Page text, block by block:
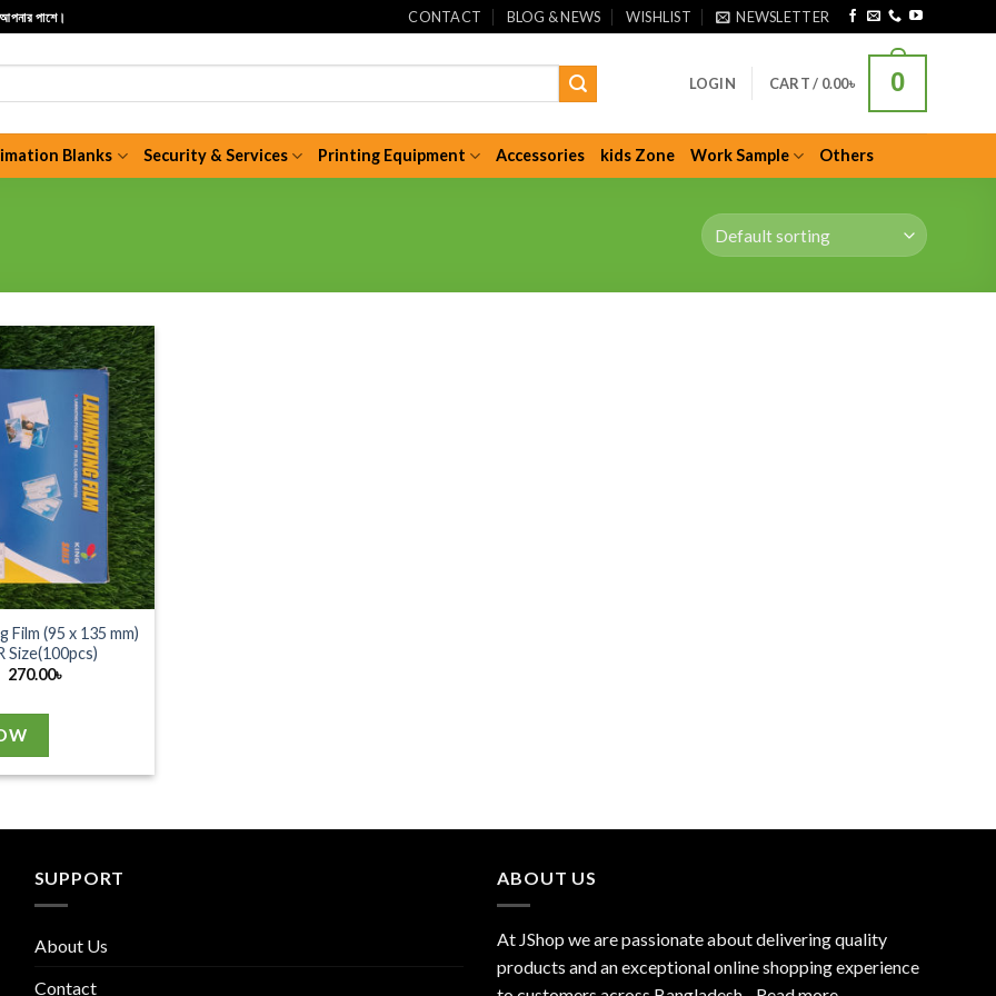
পাশে। CONTACT BLOG & NEWS WISHLIST NEWSLETTER
LOGIN CART / 0.00৳ 0
Blanks Security & Services Printing Equipment Accessories kids Zone Work Sample Others
Film (95 x 135 mm)
Size(100pcs)
270.00৳
SUPPORT
About Us
Contact
ABOUT US
At JShop we are passionate about delivering quality
products and an exceptional online shopping experience